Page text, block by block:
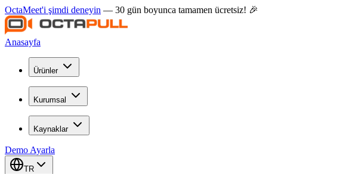
OctaMeet'i şimdi deneyin — 30 gün boyunca tamamen ücretsiz! 🎉
Anasayfa
Ürünler
Kurumsal
Kaynaklar
Demo Ayarla
TR